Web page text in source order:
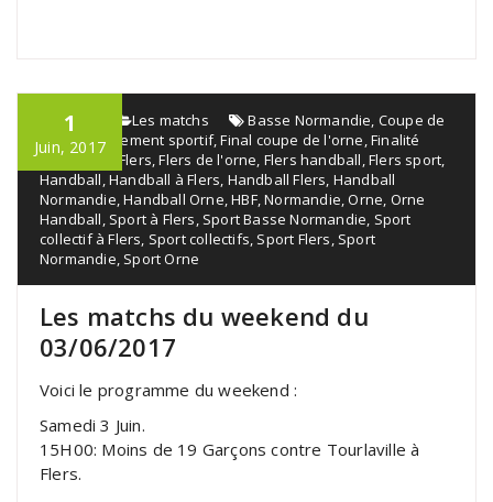
1
Juin, 2017
admin Les matchs Basse Normandie Coupe de
l'orne,Événement sportif,Final coupe de l'orne ,Finalité
normande
Flers ,Flers de l'orne Flers handball ,Flers sport
Handball ,Handball à Flers Handball Flers Handball
Normandie ,Handball Orne ,HBF,Normandie ,Orne Orne
Handball Sport à Flers Sport Basse Normandie Sport
collectif à Flers Sport collectifs Sport Flers Sport
Normandie Sport Orne
Les matchs du weekend du
03/06/2017
Voici le programme du weekend :
Samedi 3 Juin.
15H00: Moins de 19 Garçons contre Tourlaville à
Flers.